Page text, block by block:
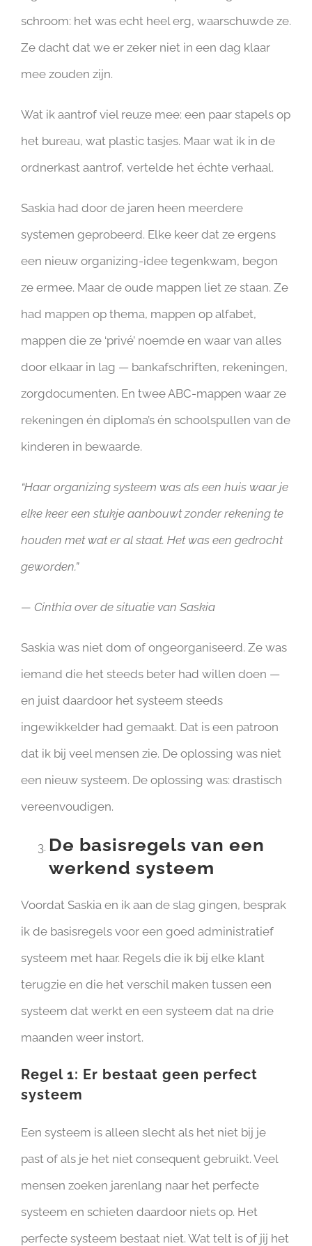
schroom: het was echt heel erg, waarschuwde ze.
Ze dacht dat we er zeker niet in een dag klaar
mee zouden zijn.
Wat ik aantrof viel reuze mee: een paar stapels op
het bureau, wat plastic tasjes. Maar wat ik in de
ordnerkast aantrof, vertelde het échte verhaal.
Saskia had door de jaren heen meerdere
systemen geprobeerd. Elke keer dat ze ergens
een nieuw organizing-idee tegenkwam, begon
ze ermee. Maar de oude mappen liet ze staan. Ze
had mappen op thema, mappen op alfabet,
mappen die ze ‘privé’ noemde en waar van alles
door elkaar in lag — bankafschriften, rekeningen,
zorgdocumenten. En twee ABC-mappen waar ze
rekeningen én diploma’s én schoolspullen van de
kinderen in bewaarde.
“Haar organizing systeem was als een huis waar je
elke keer een stukje aanbouwt zonder rekening te
houden met wat er al staat. Het was een gedrocht
geworden.”
— Cinthia over de situatie van Saskia
Saskia was niet dom of ongeorganiseerd. Ze was
iemand die het steeds beter had willen doen —
en juist daardoor het systeem steeds
ingewikkelder had gemaakt. Dat is een patroon
dat ik bij veel mensen zie. De oplossing was niet
een nieuw systeem. De oplossing was: drastisch
vereenvoudigen.
De basisregels van een
werkend systeem
Voordat Saskia en ik aan de slag gingen, besprak
ik de basisregels voor een goed administratief
systeem met haar. Regels die ik bij elke klant
terugzie en die het verschil maken tussen een
systeem dat werkt en een systeem dat na drie
maanden weer instort.
Regel 1: Er bestaat geen perfect
systeem
Een systeem is alleen slecht als het niet bij je
past of als je het niet consequent gebruikt. Veel
mensen zoeken jarenlang naar het perfecte
systeem en schieten daardoor niets op. Het
perfecte systeem bestaat niet. Wat telt is of jij het